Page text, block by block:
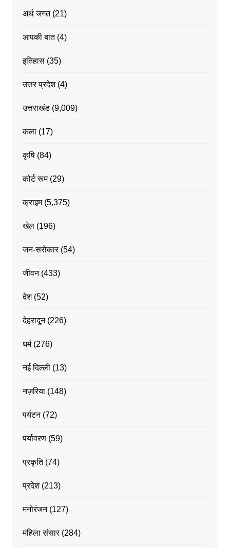
अर्थ जगत(21)
आपकी बात(4)
इतिहास(35)
उत्तर प्रदेश(4)
उत्तराखंड(9,009)
कला(17)
कृषि(84)
कोर्ट रूम(29)
क्राइम(5,375)
खेल(196)
जन-सरोकार(54)
जीवन(433)
देश(52)
देहरादून(226)
धर्म(276)
नई दिल्ली(13)
नज़रिया(148)
पर्यटन(72)
पर्यावरण(59)
प्रकृति(74)
प्रदेश(213)
मनोरंजन(127)
महिला संसार(284)